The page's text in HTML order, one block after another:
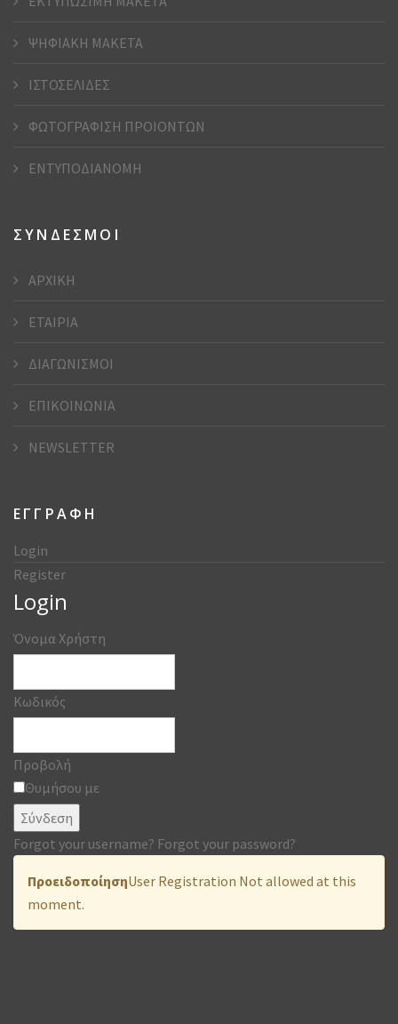
ΨΗΦΙΑΚΗ ΜΑΚΕΤΑ
ΙΣΤΟΣΕΛΙΔΕΣ
ΦΩΤΟΓΡΑΦΙΣΗ ΠΡΟΙΟΝΤΩΝ
ΕΝΤΥΠΟΔΙΑΝΟΜΗ
ΣΥΝΔΕΣΜΟΙ
ΑΡΧΙΚΗ
ΕΤΑΙΡΙΑ
ΔΙΑΓΩΝΙΣΜΟΙ
ΕΠΙΚΟΙΝΩΝΙΑ
NEWSLETTER
ΕΓΓΡΑΦΗ
Login
Register
Login
Όνομα Χρήστη
Κωδικός
Προβολή
Θυμήσου με
Σύνδεση
Forgot your username? Forgot your password?
ΠροειδοποίησηUser Registration Not allowed at this
moment.